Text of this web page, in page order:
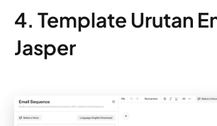
4. Template Urutan
Jasper